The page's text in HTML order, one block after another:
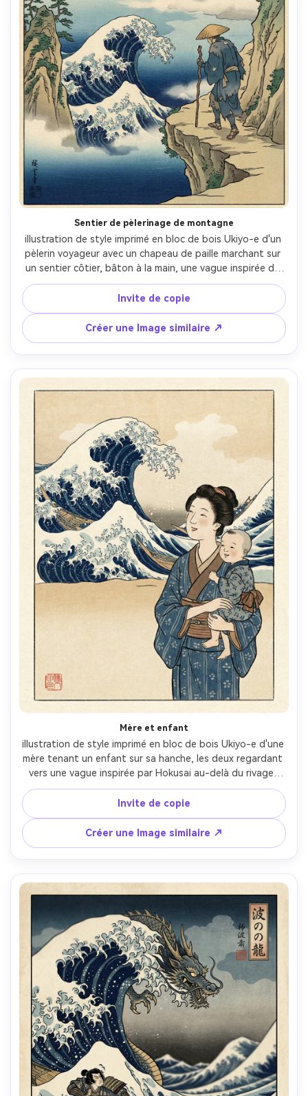
Sentier de pèlerinage de montagne
illustration de style imprimé en bloc de bois Ukiyo-e d'un
pèlerin voyageur avec un chapeau de paille marchant sur
un sentier côtier, bâton à la main, une vague inspirée de
Hokusai visible entre les falaises, le mont Fuji faible au
loin, contours nets, mer bleue prussienne, brume bokashi,
tons terrestres silencieux, humeur de persévérance
paisible, cadre de paysage classique, objectif 85mm,
profondeur de champ peu profonde, éclairage
cinématographique doux-AR 4:5
Invite de copie
Créer une Image similaire ↗
Mère et enfant
illustration de style imprimé en bloc de bois Ukiyo-e d'une
mère tenant un enfant sur sa hanche, les deux regardant
vers une vague inspirée par Hokusai au-delà du rivage,
vêtements à motifs simples, expressions faciales douces,
contours d'encre forts, mousse bleue prussienne avec des
formes de griffes stylisées, base en papier crème, sceau
rouge, humeur protectrice tendre, objectif 85mm,
profondeur de champ peu profonde, éclairage
cinématographique doux-AR 4:5
Invite de copie
Créer une Image similaire ↗